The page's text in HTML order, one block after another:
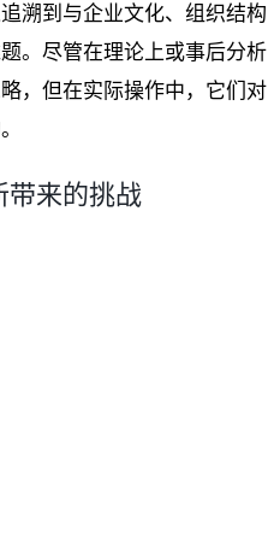
溯到与企业文化、组织结构
。尽管在理论上或事后分析
，但在实际操作中，它们对
带来的挑战